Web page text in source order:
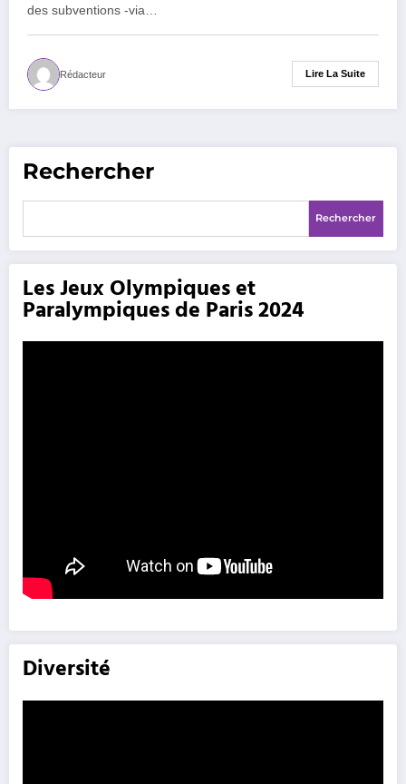
des subventions -via…
Rédacteur Lire La Suite
Rechercher
Rechercher
Les Jeux Olympiques et
Paralympiques de Paris 2024
Diversité